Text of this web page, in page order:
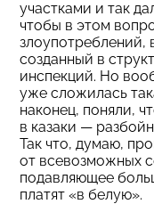
участками и так
чтобы в этом
злоупотреблений,
созданный в
инспекций. Но
уже сложилась
наконец, поняли,
в казаки —
Так что, думаю,
от всевозможных
подавляющее
платят «в белую».